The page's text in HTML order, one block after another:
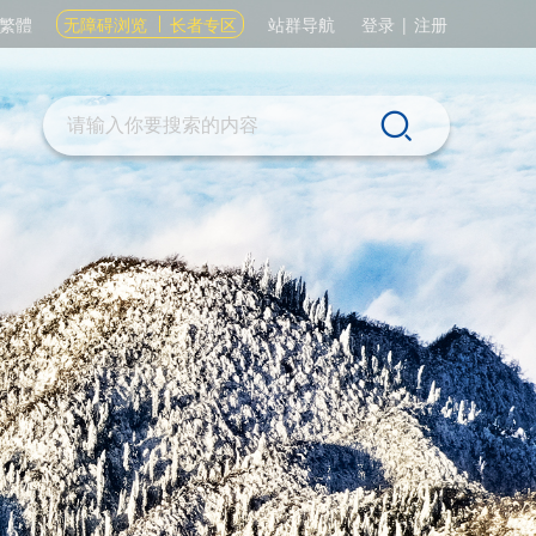
繁體 无障碍浏览 长者专区 站群导航 登录 | 注册